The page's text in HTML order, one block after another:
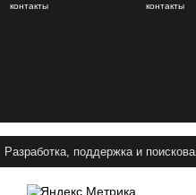
контакты
контакты
Разработка, поддержка и